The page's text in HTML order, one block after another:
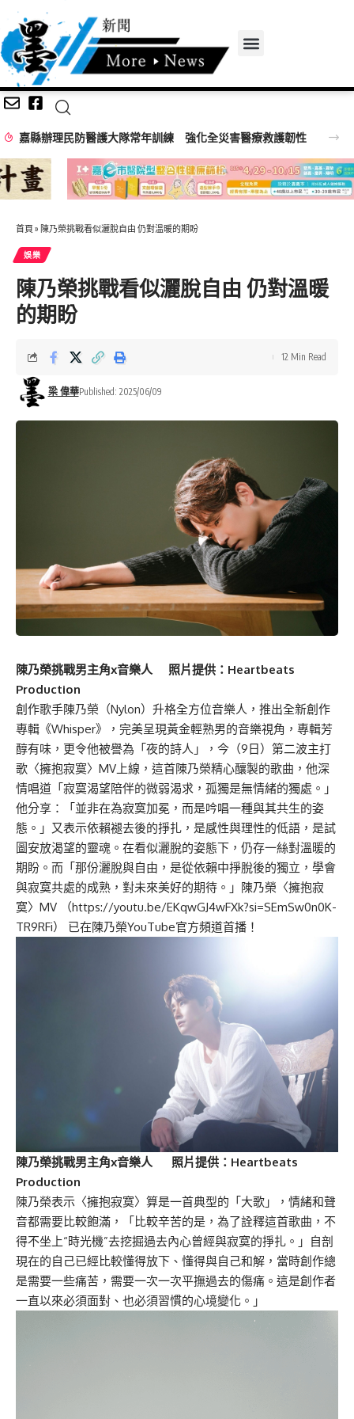
嘉義縣2026城鎮韌性防空演習
首頁 » 陳乃榮挑戰看似灑脫自由 仍對溫暖的期盼
娛樂
陳乃榮挑戰看似灑脫自由 仍對溫暖
的期盼
梁 偉華Published: 2025/06/09
12 Min Read
陳乃榮挑戰男主角x音樂人 照片提供：Heartbeats
Production
創作歌手陳乃榮（Nylon）升格全方位音樂人，推出全新創作
專輯《Whisper》，完美呈現黃金輕熟男的音樂視角，專輯芳
醇有味，更令他被譽為「夜的詩人」，今（9日）第二波主打
歌〈擁抱寂寞〉MV上線，這首陳乃榮精心釀製的歌曲，他深
情唱道「寂寞渴望陪伴的微弱渴求，孤獨是無情緒的獨處。」
他分享：「並非在為寂寞加冕，而是吟唱一種與其共生的姿
態。」又表示依賴褪去後的掙扎，是感性與理性的低語，是試
圖安放渴望的靈魂。在看似灑脫的姿態下，仍存一絲對溫暖的
期盼。而「那份灑脫與自由，是從依賴中掙脫後的獨立，學會
與寂寞共處的成熟，對未來美好的期待。」陳乃榮〈擁抱寂
寞〉MV （https://youtu.be/EKqwGJ4wFXk?si=SEmSw0n0K-
TR9RFi） 已在陳乃榮YouTube官方頻道首播！
陳乃榮挑戰男主角x音樂人 照片提供：Heartbeats
Production
陳乃榮表示〈擁抱寂寞〉算是一首典型的「大歌」，情緒和聲
音都需要比較飽滿，「比較辛苦的是，為了詮釋這首歌曲，不
得不坐上“時光機”去挖掘過去內心曾經與寂寞的掙扎。」自剖
現在的自己已經比較懂得放下、懂得與自己和解，當時創作總
是需要一些痛苦，需要一次一次平撫過去的傷痛。這是創作者
一直以來必須面對、也必須習慣的心境變化。」